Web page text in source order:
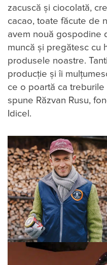
zacuscă și ciocolată,
cacao, toate făcute de
avem nouă gospodine
muncă și pregătesc cu
produsele noastre.
producție și îi
ce o poartă ca treburile
spune Răzvan Rusu,
Idicel.